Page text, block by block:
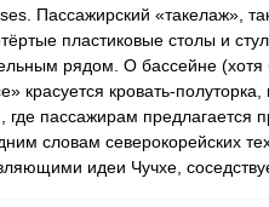
Пассажирский «такелаж»,
пластиковые столы и
рядом. О бассейне
красуется кровать-
пассажирам предлагается
словам северокорейских
идеи Чучхе,